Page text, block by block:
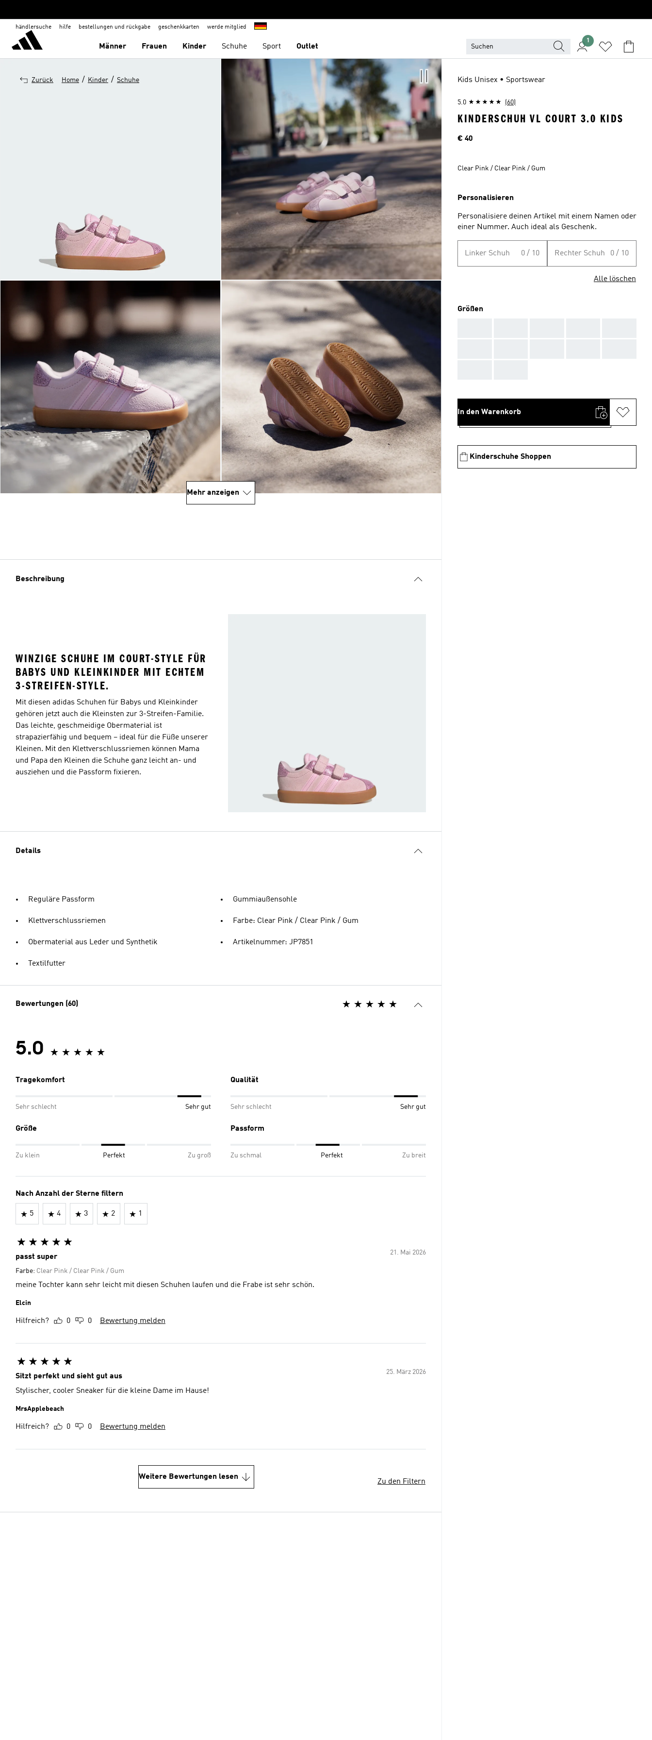
händlersuche hilfe bestellungen und rückgabe geschenkkarten werde mitglied
Männer Frauen Kinder Schuhe Sport Outlet
1
Zurück Home / Kinder / Schuhe
Mehr anzeigen
Beschreibung
WINZIGE SCHUHE IM COURT-STYLE FÜR
BABYS UND KLEINKINDER MIT ECHTEM
3-STREIFEN-STYLE.
Mit diesen adidas Schuhen für Babys und Kleinkinder
gehören jetzt auch die Kleinsten zur 3-Streifen-Familie.
Das leichte, geschmeidige Obermaterial ist
strapazierfähig und bequem – ideal für die Füße unserer
Kleinen. Mit den Klettverschlussriemen können Mama
und Papa den Kleinen die Schuhe ganz leicht an- und
ausziehen und die Passform fixieren.
Details
Reguläre Passform
Klettverschlussriemen
Obermaterial aus Leder und Synthetik
Textilfutter
Gummiaußensohle
Farbe: Clear Pink / Clear Pink / Gum
Artikelnummer: JP7851
Bewertungen (60)
5.0
Tragekomfort
Sehr schlecht Sehr gut
Qualität
Sehr schlecht Sehr gut
Größe
Zu klein Perfekt Zu groß
Passform
Zu schmal Perfekt Zu breit
Nach Anzahl der Sterne filtern
5 4 3 2 1
21. Mai 2026
passt super
Farbe: Clear Pink / Clear Pink / Gum
meine Tochter kann sehr leicht mit diesen Schuhen laufen und die Frabe ist sehr schön.
Elcin
Hilfreich? 0 0 Bewertung melden
25. März 2026
Sitzt perfekt und sieht gut aus
Stylischer, cooler Sneaker für die kleine Dame im Hause!
MrsApplebeach
Hilfreich? 0 0 Bewertung melden
Weitere Bewertungen lesen
Zu den Filtern
Kids Unisex • Sportswear
5.0 (60)
KINDERSCHUH VL COURT 3.0 KIDS
Preis
€ 40
Clear Pink / Clear Pink / Gum
Personalisieren
Personalisiere deinen Artikel mit einem Namen oder
einer Nummer. Auch ideal als Geschenk.
Linker Schuh 0 / 10 Rechter Schuh 0 / 10
Alle löschen
Größen
In den Warenkorb
Kinderschuhe Shoppen